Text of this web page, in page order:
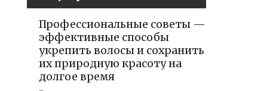
Профессиональные советы —
эффективные способы
укрепить волосы и сохранить
их природную красоту на
долгое время